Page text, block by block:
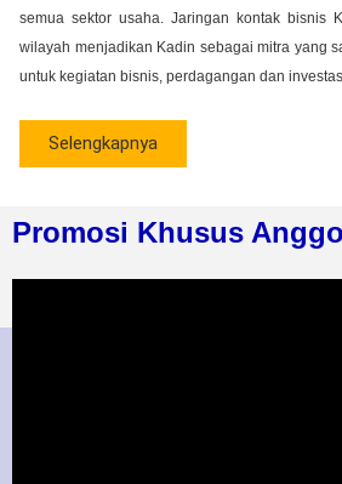
semua sektor usaha. Jaringan kontak bisnis
wilayah menjadikan Kadin sebagai mitra yang
untuk kegiatan bisnis, perdagangan dan
Selengkapnya
Promosi Khusus